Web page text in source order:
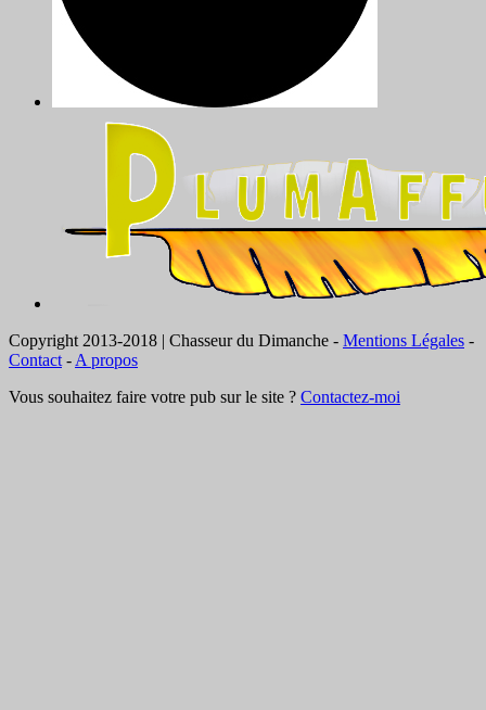
Copyright 2013-2018 | Chasseur du Dimanche - Mentions Légales -
Contact - A propos
Vous souhaitez faire votre pub sur le site ? Contactez-moi